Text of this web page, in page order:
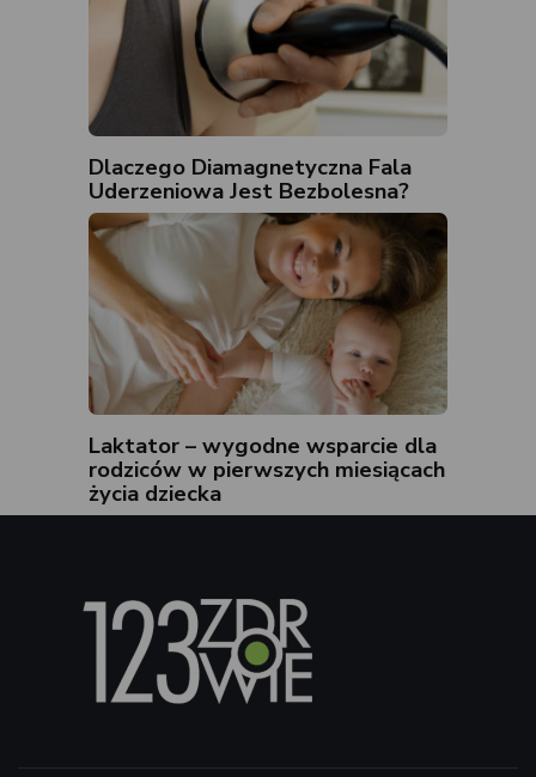
Dlaczego Diamagnetyczna Fala
Uderzeniowa Jest Bezbolesna?
Laktator – wygodne wsparcie dla
rodziców w pierwszych miesiącach
życia dziecka